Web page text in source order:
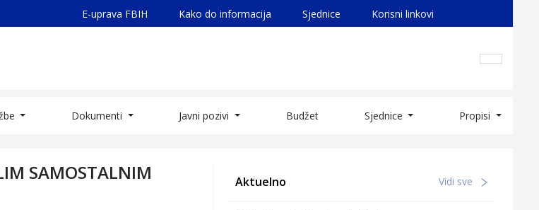
E-uprava FBIH Kako do informacija Sjednice Korisni linkovi
Dokumenti Javni pozivi Budžet Sjednice Propisi
SAMOSTALNIM
Aktuelno Vidi sve